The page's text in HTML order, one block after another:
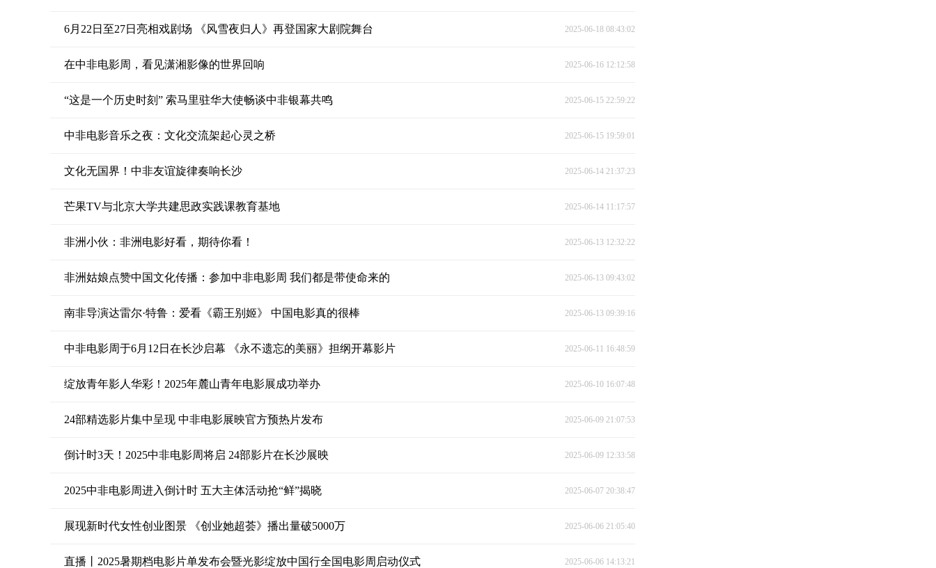
6月22日至27日亮相戏剧场 《风雪夜归人》再登国家大剧院舞台 2025-06-18 08:43:02
在中非电影周，看见潇湘影像的世界回响 2025-06-16 12:12:58
“这是一个历史时刻” 索马里驻华大使畅谈中非银幕共鸣 2025-06-15 22:59:22
中非电影音乐之夜：文化交流架起心灵之桥 2025-06-15 19:59:01
文化无国界！中非友谊旋律奏响长沙 2025-06-14 21:37:23
芒果TV与北京大学共建思政实践课教育基地 2025-06-14 11:17:57
非洲小伙：非洲电影好看，期待你看！ 2025-06-13 12:32:22
非洲姑娘点赞中国文化传播：参加中非电影周 我们都是带使命来的 2025-06-13 09:43:02
南非导演达雷尔·特鲁：爱看《霸王别姬》 中国电影真的很棒 2025-06-13 09:39:16
中非电影周于6月12日在长沙启幕 《永不遗忘的美丽》担纲开幕影片 2025-06-11 16:48:59
绽放青年影人华彩！2025年麓山青年电影展成功举办 2025-06-10 16:07:48
24部精选影片集中呈现 中非电影展映官方预热片发布 2025-06-09 21:07:53
倒计时3天！2025中非电影周将启 24部影片在长沙展映 2025-06-09 12:33:58
2025中非电影周进入倒计时 五大主体活动抢“鲜”揭晓 2025-06-07 20:38:47
展现新时代女性创业图景 《创业她超荟》播出量破5000万 2025-06-06 21:05:40
直播丨2025暑期档电影片单发布会暨光影绽放中国行全国电影周启动仪式 2025-06-06 14:13:21